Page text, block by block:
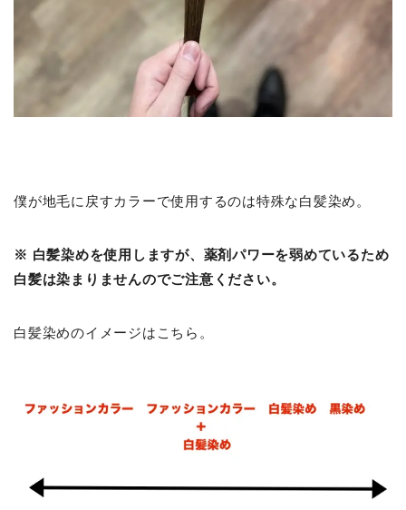
僕が地毛に戻すカラーで使用するのは特殊な白髪染め。
※ 白髪染めを使用しますが、薬剤パワーを弱めているため
白髪は染まりませんのでご注意ください。
白髪染めのイメージはこちら。